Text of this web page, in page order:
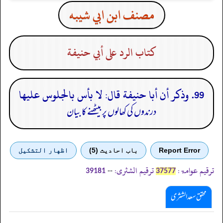
مصنف ابن ابي شيبه
كتاب الرد على أبي حنيفة
99. وذكر أن أبا حنيفة قال: لا بأس بالجلوس عليها
درندوں کی کھالوں پر بیٹھنے کا بیان
Report Error باب احادیث (5) اظهار التشكيل
ترقیم عوامۃ: 37577 ترقیم الشثری: --
39181
محقق سعد الشثری